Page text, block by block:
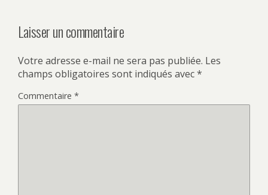
Laisser un commentaire
Votre adresse e-mail ne sera pas publiée. Les
champs obligatoires sont indiqués avec*
Commentaire *